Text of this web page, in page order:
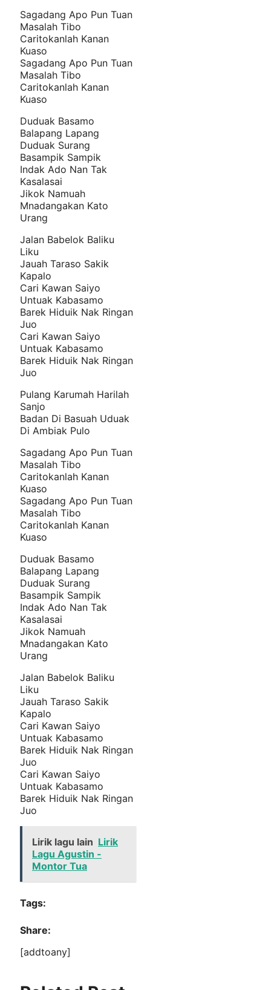
Sagadang Apo Pun Tuan
Masalah Tibo
Caritokanlah Kanan
Kuaso
Sagadang Apo Pun Tuan
Masalah Tibo
Caritokanlah Kanan
Kuaso
Duduak Basamo
Balapang Lapang
Duduak Surang
Basampik Sampik
Indak Ado Nan Tak
Kasalasai
Jikok Namuah
Mnadangakan Kato
Urang
Jalan Babelok Baliku
Liku
Jauah Taraso Sakik
Kapalo
Cari Kawan Saiyo
Untuak Kabasamo
Barek Hiduik Nak Ringan
Juo
Cari Kawan Saiyo
Untuak Kabasamo
Barek Hiduik Nak Ringan
Juo
Pulang Karumah Harilah
Sanjo
Badan Di Basuah Uduak
Di Ambiak Pulo
Sagadang Apo Pun Tuan
Masalah Tibo
Caritokanlah Kanan
Kuaso
Sagadang Apo Pun Tuan
Masalah Tibo
Caritokanlah Kanan
Kuaso
Duduak Basamo
Balapang Lapang
Duduak Surang
Basampik Sampik
Indak Ado Nan Tak
Kasalasai
Jikok Namuah
Mnadangakan Kato
Urang
Jalan Babelok Baliku
Liku
Jauah Taraso Sakik
Kapalo
Cari Kawan Saiyo
Untuak Kabasamo
Barek Hiduik Nak Ringan
Juo
Cari Kawan Saiyo
Untuak Kabasamo
Barek Hiduik Nak Ringan
Juo
Lirik lagu lain Lirik
Lagu Agustin -
Montor Tua
Tags:
Share:
[addtoany]